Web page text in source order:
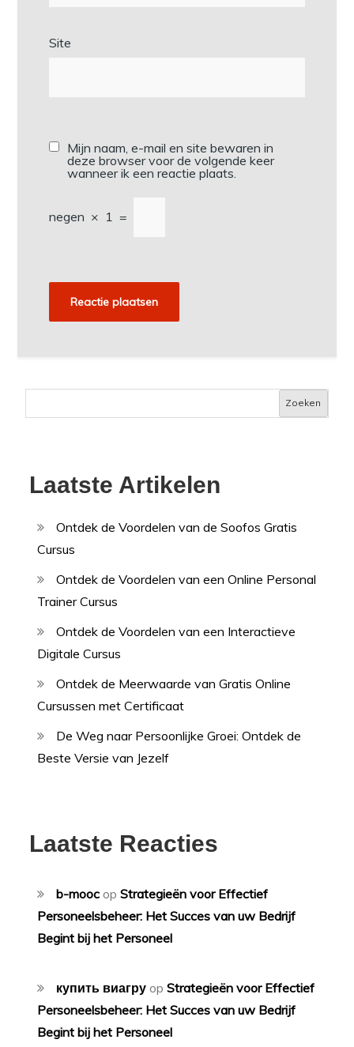
Site
Mijn naam, e-mail en site bewaren in
deze browser voor de volgende keer
wanneer ik een reactie plaats.
negen × 1 =
Zoeken
Laatste Artikelen
Ontdek de Voordelen van de Soofos Gratis
Cursus
Ontdek de Voordelen van een Online Personal
Trainer Cursus
Ontdek de Voordelen van een Interactieve
Digitale Cursus
Ontdek de Meerwaarde van Gratis Online
Cursussen met Certificaat
De Weg naar Persoonlijke Groei: Ontdek de
Beste Versie van Jezelf
Laatste Reacties
b-mooc opStrategieën voor Effectief
Personeelsbeheer: Het Succes van uw Bedrijf
Begint bij het Personeel
купить виагру opStrategieën voor Effectief
Personeelsbeheer: Het Succes van uw Bedrijf
Begint bij het Personeel